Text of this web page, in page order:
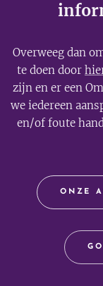
Overweeg dan
te doen door
zijn en er een
we iedereen
en/of foute
ONZE